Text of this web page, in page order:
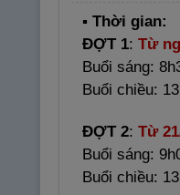
▪ Thời gian:
ĐỢT 1: Từ
Buổi sáng:
Buổi chiều:
ĐỢT 2: Từ
Buổi sáng:
Buổi chiều: